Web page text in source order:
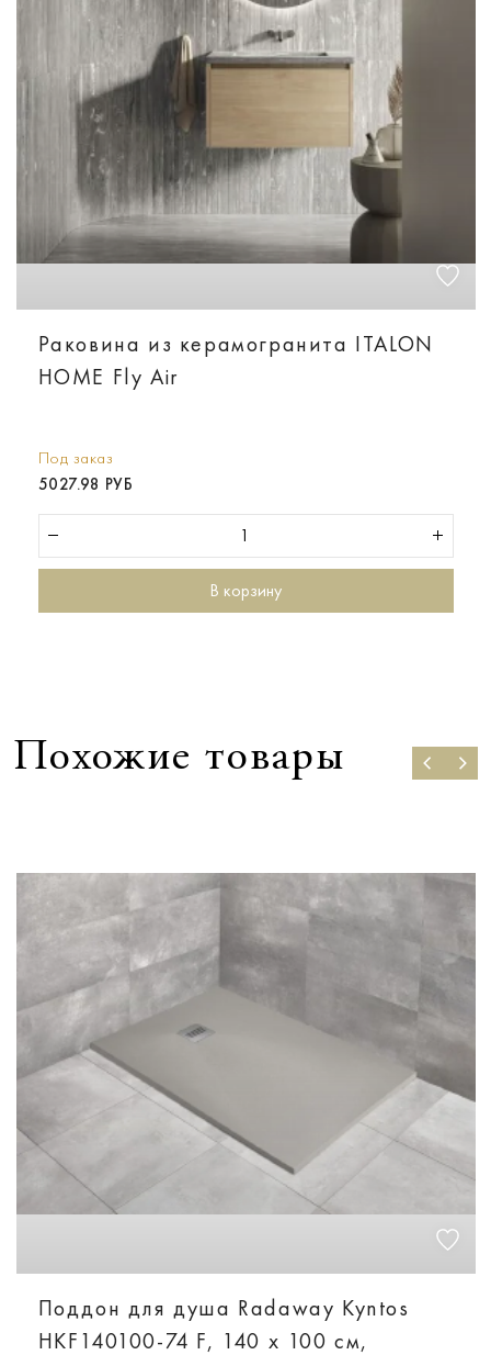
Раковина из керамогранита ITALON
HOME Fly Air
Под заказ
5027.98 РУБ
В корзину
Похожие товары
Поддон для душа Radaway Kyntos
HKF140100-74 F, 140 x 100 см,